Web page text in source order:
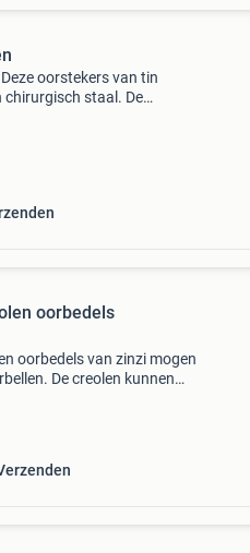
oorstekers van tin
chirurgisch staal. De
oorbedels
oorbedels van zinzi mogen
De creolen kunnen